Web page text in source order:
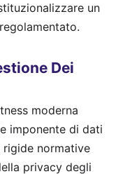
un
Dei
moderna
imponente di dati
normative
privacy degli